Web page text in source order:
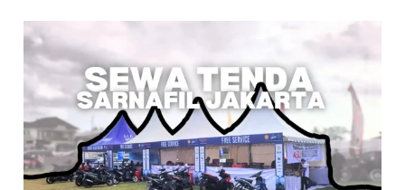
Sewa
Tenda
Sarnafil
Jakarta:
Pilihan
Tepat